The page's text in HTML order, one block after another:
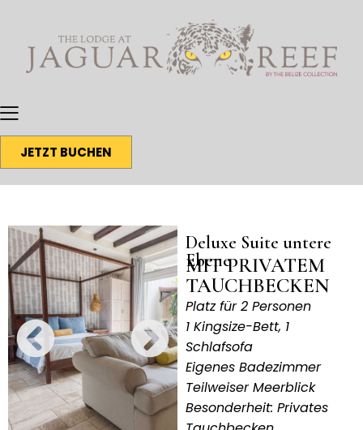
JETZT BUCHEN
Deluxe Suite untere
Ebene
MIT PRIVATEM
TAUCHBECKEN
Platz für 2 Personen
1 Kingsize-Bett, 1
Schlafsofa
Eigenes Badezimmer
Teilweiser Meerblick
Besonderheit: Privates